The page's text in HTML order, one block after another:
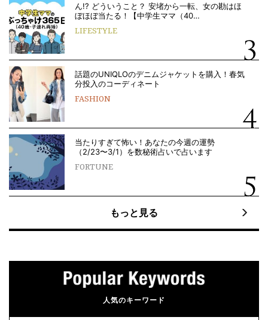
ん!? どういうこと？ 安堵から一転、女の勘はほ
ぼほぼ当たる！【中学生ママ（40…
LIFESTYLE
話題のUNIQLOのデニムジャケットを購入！春気
分投入のコーディネート
FASHION
当たりすぎて怖い！あなたの今週の運勢
（2/23〜3/1）を数秘術占いで占います
FORTUNE
もっと見る
人気のキーワード